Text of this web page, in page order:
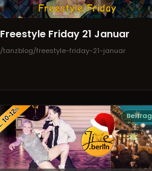
Freestyle Friday 21 Januar
/tanzblog/freestyle-friday-21-januar
Beitrag